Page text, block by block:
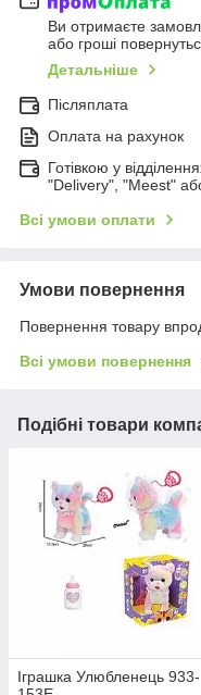
Ви отримаєте
або гроші
Детальніше
Післяплата
Оплата на рахунок
Готівкою у
"Delivery", "Meest"
Всі умови оплати
Умови повернення
Повернення товару
Всі умови повернення
Подібні товари
Іграшка Улюбленець 933-